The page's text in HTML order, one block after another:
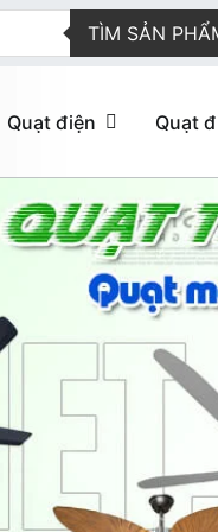
TÌM SẢN
tuyến giao hàng
hòa, quạt trần đèn
Quạt điện Quạt